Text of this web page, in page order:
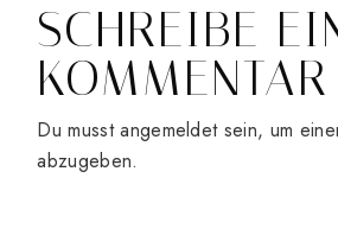
SCHREIBE
KOMMENTAR
Du musstangemeldetsein, um
abzugeben.